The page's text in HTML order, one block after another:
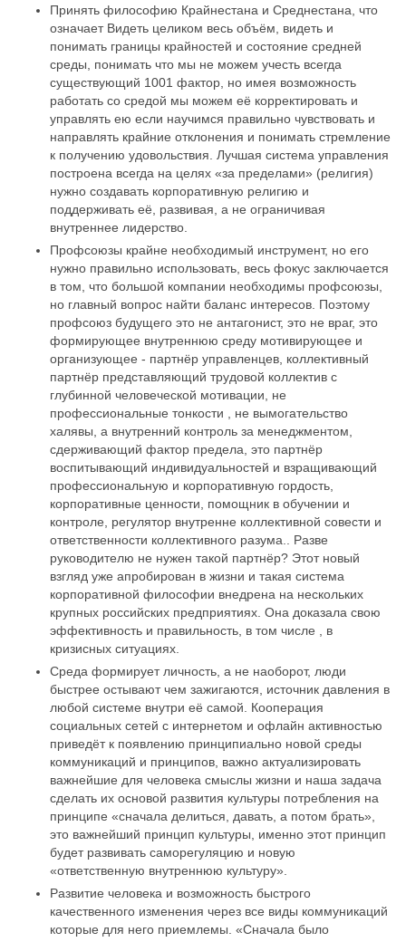
Принять философию Крайнестана и Среднестана, что
означает Видеть целиком весь объём, видеть и
понимать границы крайностей и состояние средней
среды, понимать что мы не можем учесть всегда
существующий 1001 фактор, но имея возможность
работать со средой мы можем её корректировать и
управлять ею если научимся правильно чувствовать и
направлять крайние отклонения и понимать стремление
к получению удовольствия. Лучшая система управления
построена всегда на целях «за пределами» (религия)
нужно создавать корпоративную религию и
поддерживать её, развивая, а не ограничивая
внутреннее лидерство.
Профсоюзы крайне необходимый инструмент, но его
нужно правильно использовать, весь фокус заключается
в том, что большой компании необходимы профсоюзы,
но главный вопрос найти баланс интересов. Поэтому
профсоюз будущего это не антагонист, это не враг, это
формирующее внутреннюю среду мотивирующее и
организующее - партнёр управленцев, коллективный
партнёр представляющий трудовой коллектив с
глубинной человеческой мотивации, не
профессиональные тонкости , не вымогательство
халявы, а внутренний контроль за менеджментом,
сдерживающий фактор предела, это партнёр
воспитывающий индивидуальностей и взращивающий
профессиональную и корпоративную гордость,
корпоративные ценности, помощник в обучении и
контроле, регулятор внутренне коллективной совести и
ответственности коллективного разума.. Разве
руководителю не нужен такой партнёр? Этот новый
взгляд уже апробирован в жизни и такая система
корпоративной философии внедрена на нескольких
крупных российских предприятиях. Она доказала свою
эффективность и правильность, в том числе , в
кризисных ситуациях.
Среда формирует личность, а не наоборот, люди
быстрее остывают чем зажигаются, источник давления в
любой системе внутри её самой. Кооперация
социальных сетей с интернетом и офлайн активностью
приведёт к появлению принципиально новой среды
коммуникаций и принципов, важно актуализировать
важнейшие для человека смыслы жизни и наша задача
сделать их основой развития культуры потребления на
принципе «сначала делиться, давать, а потом брать»,
это важнейший принцип культуры, именно этот принцип
будет развивать саморегуляцию и новую
«ответственную внутреннюю культуру».
Развитие человека и возможность быстрого
качественного изменения через все виды коммуникаций
которые для него приемлемы. «Сначала было